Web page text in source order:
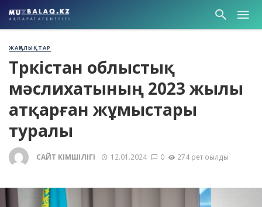
ЖАҢАЛЫҚТАР
Түркістан облыстық
мәслихатының 2023 жылы
атқарған жұмыстары
туралы
САЙТ ӘКІМШІЛІГІ 12.01.2024 0 274 рет оқылды